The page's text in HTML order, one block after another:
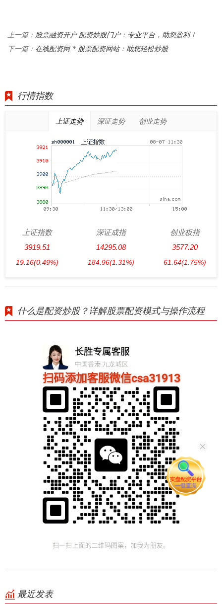
上一篇： 股票融资开户 配资炒股门户：专业平台，助您盈利！
下一篇： 在线配资网 * 股票配资网站：助您轻松炒股
行情指数
上证走势 深证走势 创业走势
上证指数
3919.51
19.16(0.49%)
深证成指
14295.08
184.96(1.31%)
创业板指
3577.20
61.64(1.75%)
什么是配资炒股？详解股票配资模式与操作流程
最近发表